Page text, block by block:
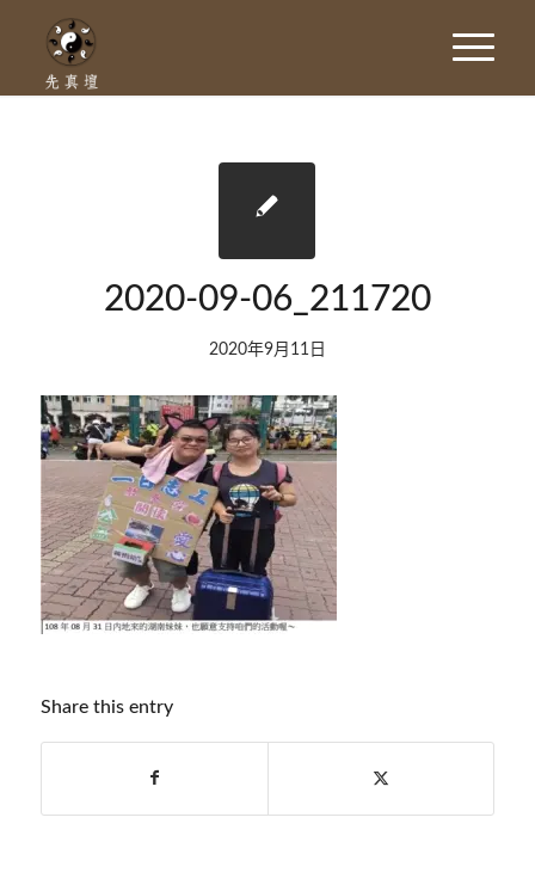
2020-09-06_211720
2020年9月11日
Share this entry